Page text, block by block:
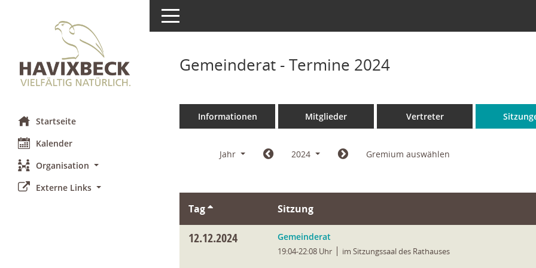
Startseite
Kalender
Organisation
Externe Links
Toggle navigation
Gemeinderat - Termine 2024
Informationen Mitglieder Vertreter
Jahr 2024 Gremium auswählen
Tag Sitzung
12.12.2024 Gemeinderat
19:04-22:08 Uhr im Sitzungssaal des Rathauses